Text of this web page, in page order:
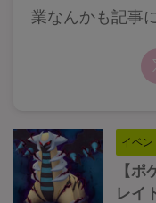
業なんかも記事
イベン
【
レイ